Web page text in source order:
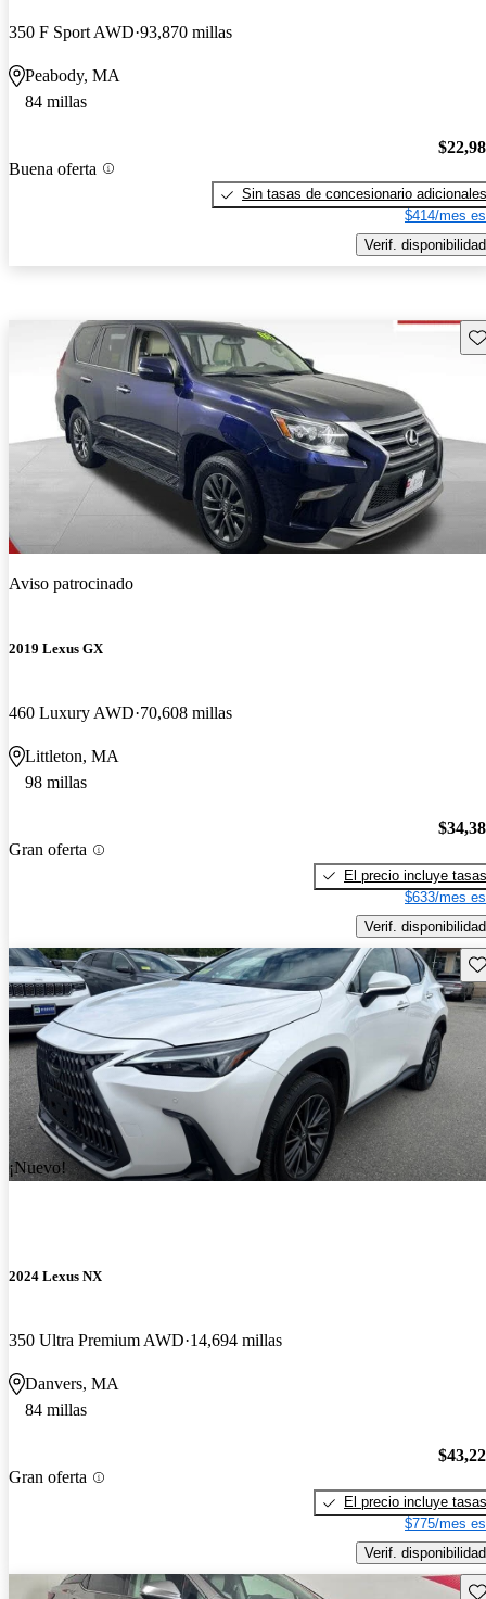
350 F Sport AWD 93,870 millas
Peabody, MA
84 millas
Buena oferta
Sin tasas de concesionario adicionales
$414/mes
Verif. disponibilidad
Aviso patrocinado
2019 Lexus GX
460 Luxury AWD 70,608 millas
Littleton, MA
98 millas
Gran oferta
El precio incluye tasas
$633/mes
Verif. disponibilidad
¡Nuevo!
2024 Lexus NX
350 Ultra Premium AWD 14,694 millas
Danvers, MA
84 millas
Gran oferta
El precio incluye tasas
$775/mes
Verif. disponibilidad